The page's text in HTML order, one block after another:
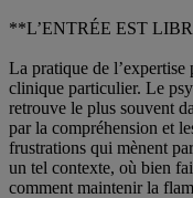
**L’ENTRÉE EST
La pratique de l’expertise
clinique particulier. Le
retrouve le plus souvent
par la compréhension et
frustrations qui mènent
un tel contexte, où bien
comment maintenir la